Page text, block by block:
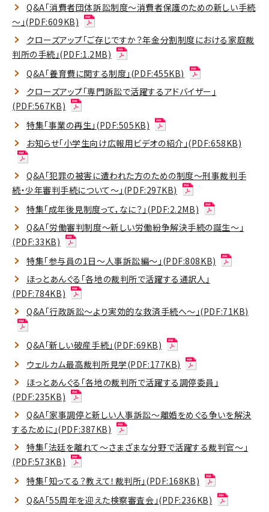
Q&A「消費者団体訴訟制度～消費者保護のための新しい手続
～」(PDF:609KB)
クローズアップ「ご存じですか？年金分割制度における家庭裁
判所の手続」(PDF:1.2MB)
Q&A「養育費に関する制度」(PDF:455KB)
クローズアップ「専門訴訟で活躍するアドバイザー」
(PDF:567KB)
特集「事業の再生」(PDF:505KB)
お知らせ「小学生向け広報用ビデオの紹介」(PDF:658KB)
Q&A「犯罪の被害に遭われた方のための制度～刑事裁判手
続・少年審判手続について～」(PDF:297KB)
特集「成年後見制度って，なに？」(PDF:2.2MB)
Q&A「労働審判制度～新しい労働紛争解決手続の誕生～」
(PDF:33KB)
特集「参与員の1日～人事訴訟編～」(PDF:808KB)
ほっとあんぐる「各地の裁判所で活躍する通訳人」
(PDF:784KB)
Q&A「行政訴訟～より実効的な救済手続へ～」(PDF:71KB)
Q&A「新しい破産手続」(PDF:69KB)
ウェルカム最高裁判所見学(PDF:177KB)
ほっとあんぐる「各地の裁判所で活躍する調停委員」
(PDF:235KB)
Q&A「家事調停と新しい人事訴訟～離婚をめぐる争いを解決
するために」(PDF:387KB)
特集「法廷を離れて～さまざまな分野で活躍する裁判官～」
(PDF:573KB)
特集「知ってる？教えて！裁判所」(PDF:168KB)
Q&A「55周年を迎えた検察審査会」(PDF:236KB)